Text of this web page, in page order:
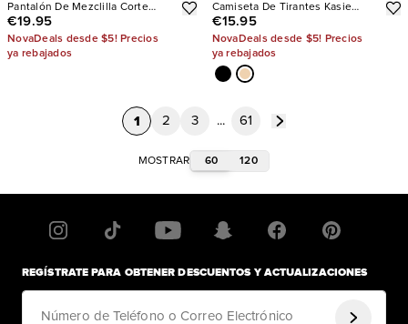
Pantalón De Mezclilla Corte
Recto Criss Crossed
€19.95
NovaDeals desde $5! Precios
ya rebajados
Camiseta De Tirantes Kasie
Ruffle Trim
€15.95
NovaDeals desde $5! Precios
ya rebajados
1 2 3 ... 61
MOSTRAR 60 120
REGÍSTRATE PARA OBTENER DESCUENTOS Y ACTUALIZACIONES
Número de Teléfono o Correo Electrónico